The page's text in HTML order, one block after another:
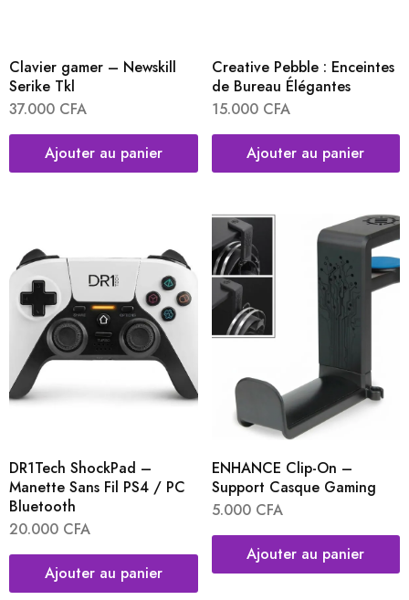
Clavier gamer – Newskill
Serike Tkl
37.000 CFA
Ajouter au panier
Creative Pebble : Enceintes
de Bureau Élégantes
15.000 CFA
Ajouter au panier
DR1Tech ShockPad –
Manette Sans Fil PS4 / PC
Bluetooth
20.000 CFA
Ajouter au panier
ENHANCE Clip-On –
Support Casque Gaming
5.000 CFA
Ajouter au panier